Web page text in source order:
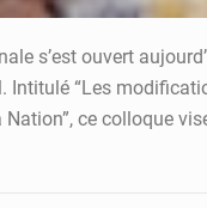
s’est ouvert
Intitulé “Les
ce colloque